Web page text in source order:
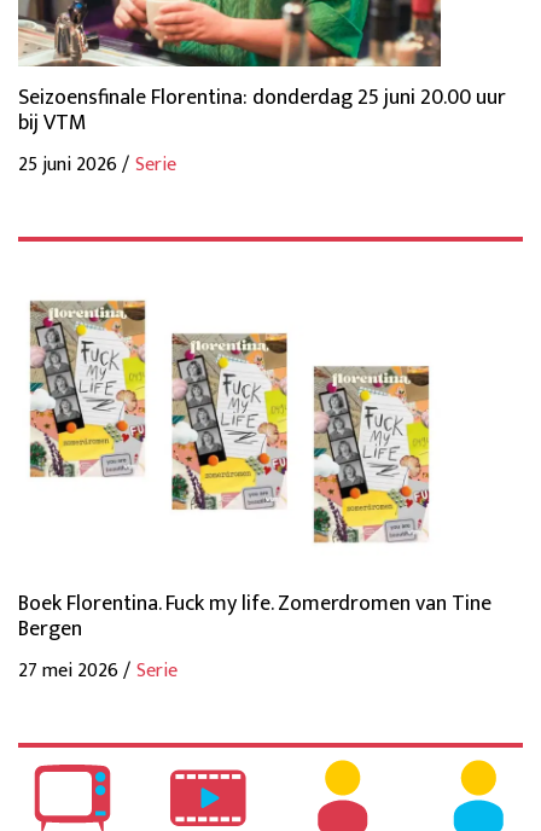
Seizoensfinale Florentina: donderdag 25 juni 20.00 uur
bij VTM
25 juni 2026 /Serie
Boek Florentina. Fuck my life. Zomerdromen van Tine
Bergen
27 mei 2026 /Serie